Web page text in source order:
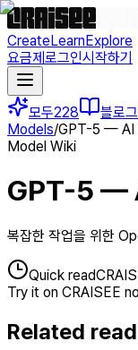
CreateLearnExplore
요금제로그인시작하기
모두228 블로그
Models/GPT-5 — AI
Model Wiki
GPT-5 —
복잡한 작업을 위한
Quick read
Try it on CRAISEE
Related